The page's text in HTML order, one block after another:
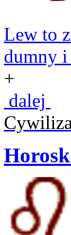
Lew to
dumny i
+
dalej